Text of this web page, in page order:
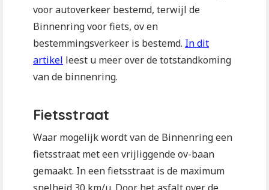
voor autoverkeer bestemd, terwijl de
Binnenring voor fiets, ov en
bestemmingsverkeer is bestemd. In dit
artikel leest u meer over de totstandkoming
van de binnenring.
Fietsstraat
Waar mogelijk wordt van de Binnenring een
fietsstraat met een vrijliggende ov-baan
gemaakt. In een fietsstraat is de maximum